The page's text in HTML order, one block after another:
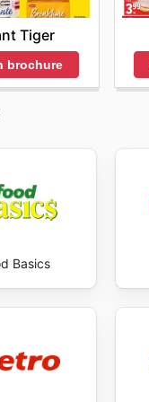
Tiger
brochure
Basics